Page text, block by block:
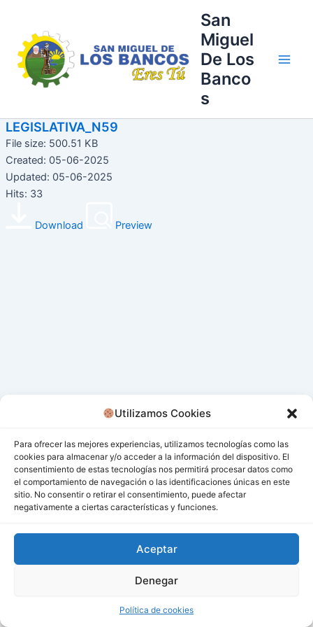
Utilizamos Cookies
Para ofrecer las mejores experiencias, utilizamos tecnologías como las
cookies para almacenar y/o acceder a la información del dispositivo. El
consentimiento de estas tecnologías nos permitirá procesar datos como
el comportamiento de navegación o las identificaciones únicas en este
sitio. No consentir o retirar el consentimiento, puede afectar
negativamente a ciertas características y funciones.
Aceptar
Denegar
Política de cookies
contenido
San
Miguel
De Los
Banco
s
LEGISLATIVA_N59
File size: 500.51 KB
Created: 05-06-2025
Updated: 05-06-2025
Hits: 33
Download Preview
Todos los derechos © 2026 San Miguel De Los Bancos |